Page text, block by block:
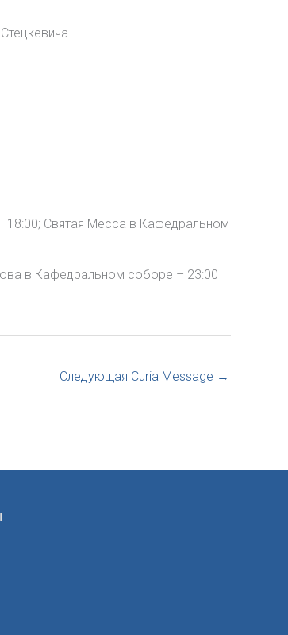
18:00; Святая Месса в Кафедральном
в Кафедральном соборе – 23:00
Следующая Curia Message →